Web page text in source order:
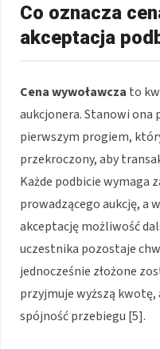
Co oznacza
akceptacja
Cena wywoławcza to
aukcjonera. Stanowi ona
pierwszym progiem,
przekroczony, aby
Każde podbicie wymaga
prowadzącego aukcję, a
akceptację możliwość
uczestnika pozostaje
jednocześnie złożone
przyjmuje wyższą
spójność przebiegu [5].